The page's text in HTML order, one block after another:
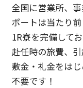
全国に営業所、
ポートは当たり前
1R寮を完備して
赴任時の旅費、引
敷金・礼金をは
不要です！